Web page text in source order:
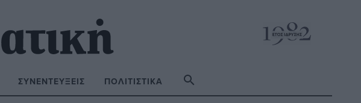
ΣΥΝΕΝΤΕΎΞΕΙΣ ΠΟΛΙΤΙΣΤΙΚΆ